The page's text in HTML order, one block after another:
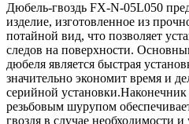
Дюбель-гвоздь FX-N-05L050
изделие, изготовленное из
потайной вид, что позволяет
следов на поверхности.
дюбеля является быстрая
значительно экономит время и
серийной установки.Наконечник
резьбовым шурупом
гвоздя в случае необходимости